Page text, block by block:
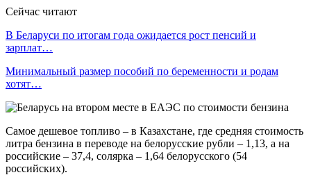
Сейчас читают
В Беларуси по итогам года ожидается рост пенсий и
зарплат…
Минимальный размер пособий по беременности и родам
хотят…
Самое дешевое топливо – в Казахстане, где средняя стоимость
литра бензина в переводе на белорусские рубли – 1,13, а на
российские – 37,4, солярка – 1,64 белорусского (54
российских).